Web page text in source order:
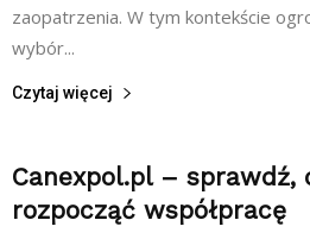
zaopatrzenia. W tym kontekście
wybór...
Czytaj więcej
Canexpol.pl – sprawdź,
rozpocząć współpracę